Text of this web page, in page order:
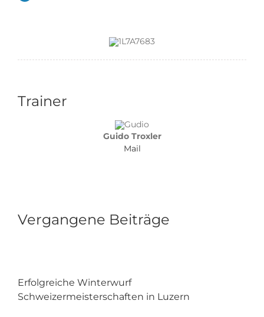
Trainer
Guido Troxler
Mail
Vergangene Beiträge
Erfolgreiche Winterwurf
Schweizermeisterschaften in Luzern